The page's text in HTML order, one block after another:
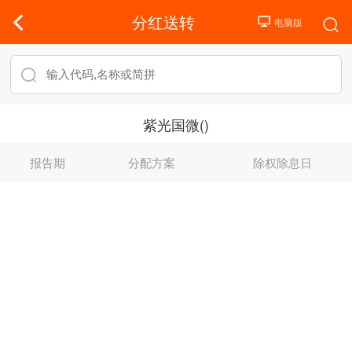
分红送转
紫光国微()
报告期 分配方案 除权除息日